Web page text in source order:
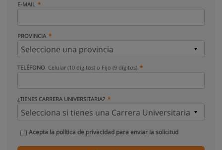
E-MAIL
PROVINCIA
TELÉFONO Celular (10 dígitos) o Fijo (9 dígitos)
¿TIENES CARRERA UNIVERSITARIA?
Acepta la política de privacidad para enviar la solicitud